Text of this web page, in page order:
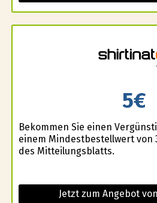
5€
Bekommen Sie einen
einem Mindestbestellwert von
des Mitteilungsblatts.
Jetzt zum Angebot